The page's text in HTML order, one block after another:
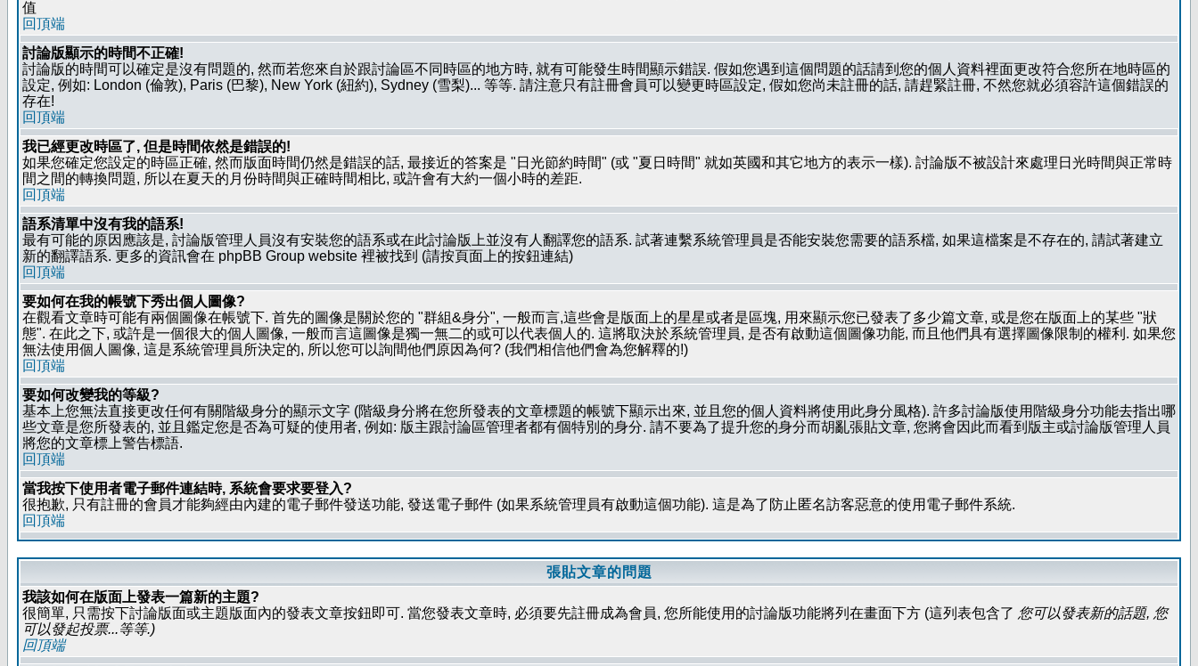
值
回頂端
討論版顯示的時間不正確!
討論版的時間可以確定是沒有問題的, 然而若您來自於跟討論區不同時區的地方時, 就有可能發生時間顯示錯誤. 假如您遇到這個問題的話請到您的個人資料裡面更改符合您所在地時區的
設定, 例如: London (倫敦), Paris (巴黎), New York (紐約), Sydney (雪梨)... 等等. 請注意只有註冊會員可以變更時區設定, 假如您尚未註冊的話, 請趕緊註冊, 不然您就必須容許這個錯誤的
存在!
回頂端
我已經更改時區了, 但是時間依然是錯誤的!
如果您確定您設定的時區正確, 然而版面時間仍然是錯誤的話, 最接近的答案是 "日光節約時間" (或 "夏日時間" 就如英國和其它地方的表示一樣). 討論版不被設計來處理日光時間與正常時
間之間的轉換問題, 所以在夏天的月份時間與正確時間相比, 或許會有大約一個小時的差距.
回頂端
語系清單中沒有我的語系!
最有可能的原因應該是, 討論版管理人員沒有安裝您的語系或在此討論版上並沒有人翻譯您的語系. 試著連繫系統管理員是否能安裝您需要的語系檔, 如果這檔案是不存在的, 請試著建立
新的翻譯語系. 更多的資訊會在 phpBB Group website 裡被找到 (請按頁面上的按鈕連結)
回頂端
要如何在我的帳號下秀出個人圖像?
在觀看文章時可能有兩個圖像在帳號下. 首先的圖像是關於您的 "群組&身分", 一般而言,這些會是版面上的星星或者是區塊, 用來顯示您已發表了多少篇文章, 或是您在版面上的某些 "狀
態". 在此之下, 或許是一個很大的個人圖像, 一般而言這圖像是獨一無二的或可以代表個人的. 這將取決於系統管理員, 是否有啟動這個圖像功能, 而且他們具有選擇圖像限制的權利. 如果您
無法使用個人圖像, 這是系統管理員所決定的, 所以您可以詢間他們原因為何? (我們相信他們會為您解釋的!)
回頂端
要如何改變我的等級?
基本上您無法直接更改任何有關階級身分的顯示文字 (階級身分將在您所發表的文章標題的帳號下顯示出來, 並且您的個人資料將使用此身分風格). 許多討論版使用階級身分功能去指出哪
些文章是您所發表的, 並且鑑定您是否為可疑的使用者, 例如: 版主跟討論區管理者都有個特別的身分. 請不要為了提升您的身分而胡亂張貼文章, 您將會因此而看到版主或討論版管理人員
將您的文章標上警告標語.
回頂端
當我按下使用者電子郵件連結時, 系統會要求要登入?
很抱歉, 只有註冊的會員才能夠經由內建的電子郵件發送功能, 發送電子郵件 (如果系統管理員有啟動這個功能). 這是為了防止匿名訪客惡意的使用電子郵件系統.
回頂端
張貼文章的問題
我該如何在版面上發表一篇新的主題?
很簡單, 只需按下討論版面或主題版面內的發表文章按鈕即可. 當您發表文章時, 必須要先註冊成為會員, 您所能使用的討論版功能將列在畫面下方 (這列表包含了 您可以發表新的話題, 您
可以發起投票...等等.)
回頂端